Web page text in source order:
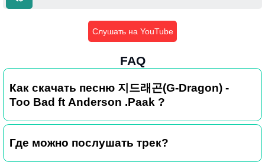
Слушать на YouTube
FAQ
Как скачать песню 지드래곤(G-Dragon) -
Too Bad ft Anderson .Paak ?
Где можно послушать трек?